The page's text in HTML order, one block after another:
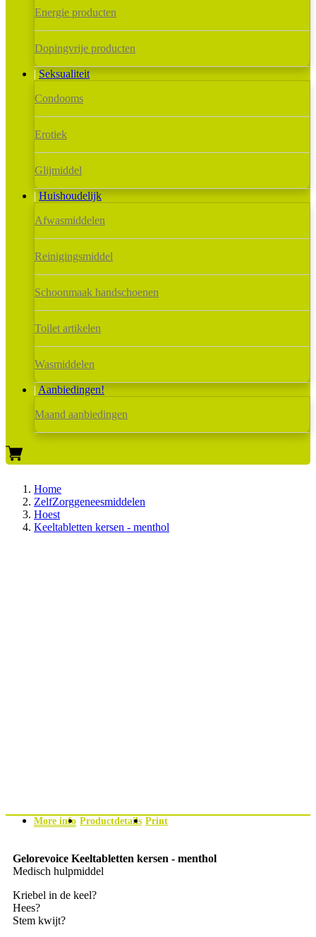
Energie producten
Dopingvrije producten
Seksualiteit
Condooms
Erotiek
Glijmiddel
Huishoudelijk
Afwasmiddelen
Reinigingsmiddel
Schoonmaak handschoenen
Toilet artikelen
Wasmiddelen
Aanbiedingen!
Maand aanbiedingen
Home
ZelfZorggeneesmiddelen
Hoest
Keeltabletten kersen - menthol
More info Productdetails Print
Gelorevoice Keeltabletten kersen - menthol
Medisch hulpmiddel
Kriebel in de keel?
Hees?
Stem kwijt?